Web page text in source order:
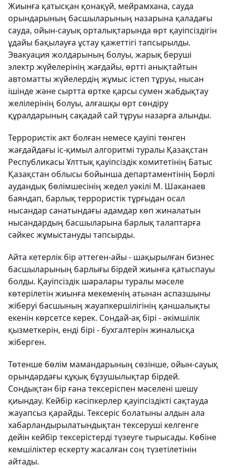
Жиынға қатысқан қонақүй, мейрамхана, сауда
орындарының басшыларының назарына қаладағы
сауда, ойын-сауық орталықтарында өрт қауіпсіздігін
ұдайы бақылауға ұстау қажеттігі тапсырылды.
Эвакуация жолдарының болуы, жарық беруші
электр жүйелерінің жағдайы, өртті анықтайтын
автоматты жүйелердің жұмыс істеп тұруы, нысан
ішінде және сыртта өртке қарсы сумен жабдықтау
желілерінің болуы, алғашқы өрт сөндіру
құралдарының сақадай сай тұруы назарға алынды.
Террористік акт болған немесе қауіпі төнген
жағдайдағы іс-қимыл алгоритмі туралы Қазақстан
Республикасы Ұлттық қауіпсіздік комитетінің Батыс
Қазақстан облысы бойынша департаментінің Бөрлі
аудандық бөлімшесінің жедел уәкілі М. Шаканаев
баяндап, барлық террористік тұрғыдан осал
нысандар санатындағы адамдар көп жиналатын
нысандардың басшыларына барлық талаптарға
сәйкес жұмыстануды тапсырды.
Айта кетерлік бір әттеген-айы - шақырылған бизнес
басшыларының барлығы бірдей жиынға қатыспауы
болды. Қауіпсіздік шаралары туралы мәселе
көтерілетін жиынға мекеменің атынан аспазшыны
жіберуі басшының жауапкершілігінің қаншалықты
екенін көрсетсе керек. Сондай-ақ бірі - әкімшілік
қызметкерін, енді бірі - бухгалтерін жиналысқа
жіберген.
Төтенше бөлім мамандарының сөзінше, ойын-сауық
орындардағы құқық бұзушылықтар бірдей.
Сондықтан бір ғана тексеріспен мәселені шешу
қиындау. Кейбір кәсіпкерлер қауіпсіздікті сақтауда
жауапсыз қарайды. Тексеріс болатыны алдын ала
хабарландырылатындықтан тексеруші келгенге
дейін кейбір тексерістерді түзеуге тырысады. Көбіне
кемшіліктер ескерту жасалған соң түзетілетінін
айтады.